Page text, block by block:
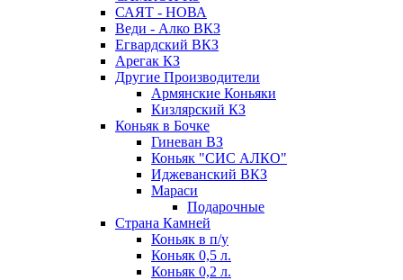
САЯТ - НОВА
Веди - Алко ВКЗ
Егвардский ВКЗ
Арегак КЗ
Другие Производители
Армянские Коньяки
Кизлярский КЗ
Коньяк в Бочке
Гиневан ВЗ
Коньяк "СИС АЛКО"
Иджеванский ВКЗ
Мараси
Подарочные
Страна Камней
Коньяк в п/у
Коньяк 0,5 л.
Коньяк 0,2 л.